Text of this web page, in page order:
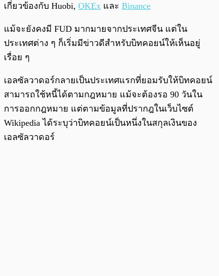
เกี่ยวข้องกับ Huobi, OKEx และ Binance
แม้จะยังคงมี FUD มากมายจากประเทศจีน แต่ใน
ประเทศต่าง ๆ ก็เริ่มมีข่าวดีสำหรับบิทคอยน์ให้เห็นอยู่
เรื่อย ๆ
เอลซัลวาดอร์กลายเป็นประเทศแรกที่ยอมรับให้บิทคอยน์
สามารถใช้หนี้ได้ตามกฎหมาย แม้จะต้องรอ 90 วันใน
การออกกฎหมาย แต่ตามข้อมูลที่ปรากฎในเว็บไซต์
Wikipedia ได้ระบุว่าบิทคอยน์เป็นหนึ่งในสกุลเงินของ
เอลซัลวาดอร์